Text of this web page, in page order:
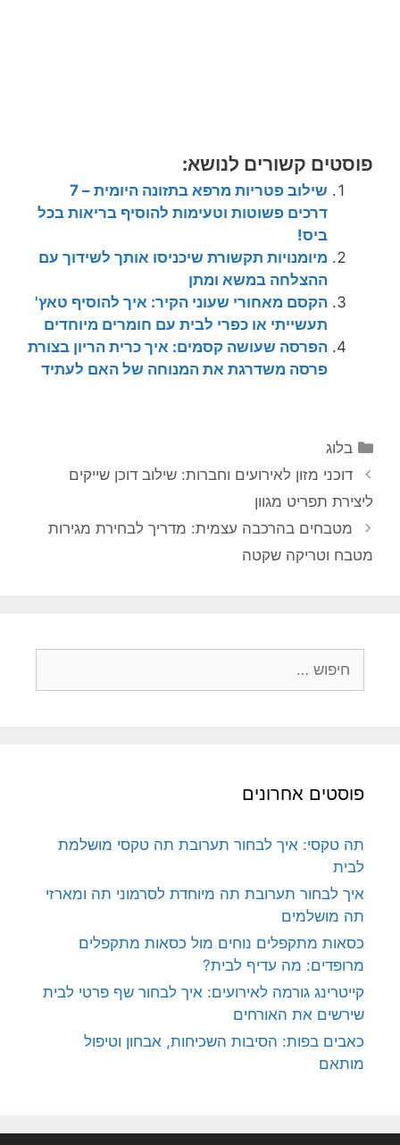
פוסטים קשורים לנושא:
שילוב פטריות מרפא בתזונה היומית – 7
דרכים פשוטות וטעימות להוסיף בריאות בכל
ביס!
מיומנויות תקשורת שיכניסו אותך לשידוך עם
ההצלחה במשא ומתן
הקסם מאחורי שעוני הקיר: איך להוסיף טאץ'
תעשייתי או כפרי לבית עם חומרים מיוחדים
הפרסה שעושה קסמים: איך כרית הריון בצורת
פרסה משדרגת את המנוחה של האם לעתיד
קטגוריות
בלוג
דוכני מזון לאירועים וחברות: שילוב דוכן שייקים
ליצירת תפריט מגוון
מטבחים בהרכבה עצמית: מדריך לבחירת מגירות
מטבח וטריקה שקטה
פוסטים אחרונים
תה טקסי: איך לבחור תערובת תה טקסי מושלמת
לבית
איך לבחור תערובת תה מיוחדת לסרמוני תה ומארזי
תה מושלמים
כסאות מתקפלים נוחים מול כסאות מתקפלים
מרופדים: מה עדיף לבית?
קייטרינג גורמה לאירועים: איך לבחור שף פרטי לבית
שירשים את האורחים
כאבים בפות: הסיבות השכיחות, אבחון וטיפול
מותאם